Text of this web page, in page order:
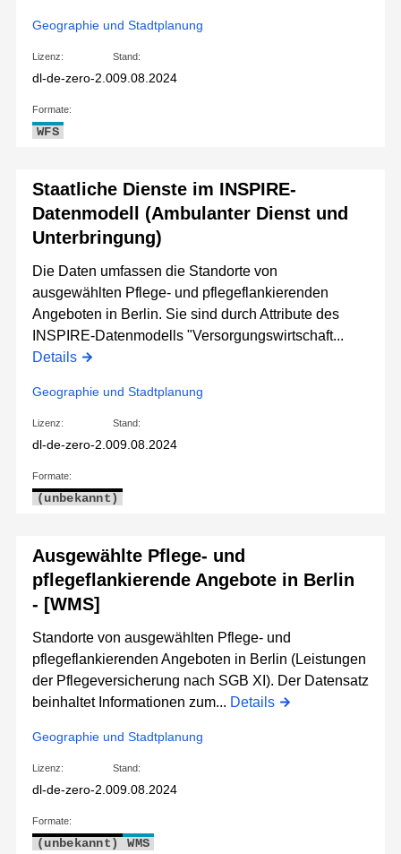
Geographie und Stadtplanung
Lizenz:
dl-de-zero-2.0
Stand:
09.08.2024
Formate:
WFS
Staatliche Dienste im INSPIRE-
Datenmodell (Ambulanter Dienst und
Unterbringung)
Die Daten umfassen die Standorte von
ausgewählten Pflege- und pflegeflankierenden
Angeboten in Berlin. Sie sind durch Attribute des
INSPIRE-Datenmodells "Versorgungswirtschaft...
Details
Geographie und Stadtplanung
Lizenz:
dl-de-zero-2.0
Stand:
09.08.2024
Formate:
(unbekannt)
Ausgewählte Pflege- und
pflegeflankierende Angebote in Berlin
- [WMS]
Standorte von ausgewählten Pflege- und
pflegeflankierenden Angeboten in Berlin (Leistungen
der Pflegeversicherung nach SGB XI). Der Datensatz
beinhaltet Informationen zum... Details
Geographie und Stadtplanung
Lizenz:
dl-de-zero-2.0
Stand:
09.08.2024
Formate:
(unbekannt) WMS